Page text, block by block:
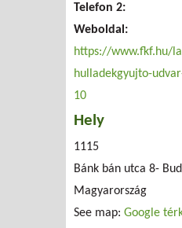
Telefon 2:
Weboldal:
https://www.fkf.hu/
hulladekgyujto-
10
Hely
1115
Bánk bán utca 8-
Magyarország
See map: Google